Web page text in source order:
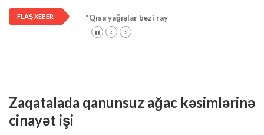
FLAŞ XEBER "Qısa yağışlar bəzi rayonlarda davam edir"
Zaqatalada qanunsuz ağac kəsimlərinə
cinayət işi